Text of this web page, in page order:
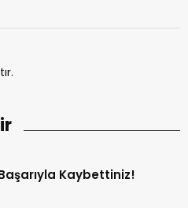
Kaybettiniz!